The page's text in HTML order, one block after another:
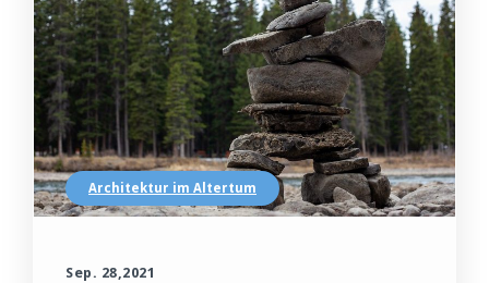
Architektur im Altertum
Sep. 28,2021